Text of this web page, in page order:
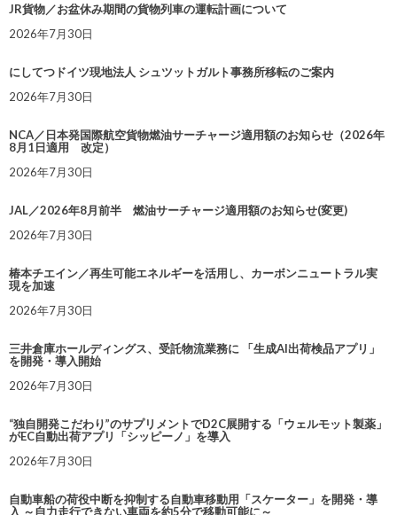
JR貨物／お盆休み期間の貨物列車の運転計画について
2026年7月30日
にしてつドイツ現地法人 シュツットガルト事務所移転のご案内
2026年7月30日
NCA／日本発国際航空貨物燃油サーチャージ適用額のお知らせ（2026年
8月1日適用 改定）
2026年7月30日
JAL／2026年8月前半 燃油サーチャージ適用額のお知らせ(変更)
2026年7月30日
椿本チエイン／再生可能エネルギーを活用し、カーボンニュートラル実
現を加速
2026年7月30日
三井倉庫ホールディングス、受託物流業務に 「生成AI出荷検品アプリ」
を開発・導入開始
2026年7月30日
“独自開発こだわり”のサプリメントでD2C展開する「ウェルモット製薬」
がEC自動出荷アプリ「シッピーノ」を導入
2026年7月30日
自動車船の荷役中断を抑制する自動車移動用「スケーター」を開発・導
入 ～自力走行できない車両を約5分で移動可能に～